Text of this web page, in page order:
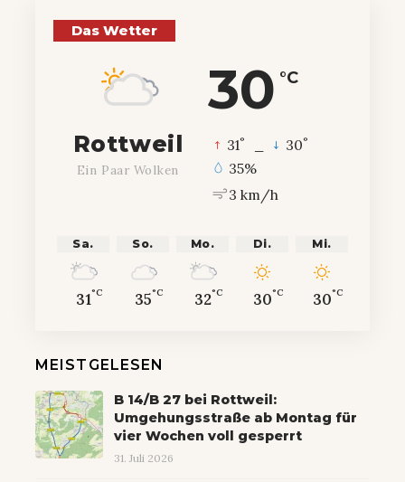
Das Wetter
30 °C
Rottweil
Ein Paar Wolken
31° 30°
35%
3 km/h
Sa.
31°C
So.
35°C
Mo.
32°C
Di.
30°C
Mi.
30°C
MEISTGELESEN
B 14/B 27 bei Rottweil:
Umgehungsstraße ab Montag für
vier Wochen voll gesperrt
31. Juli 2026